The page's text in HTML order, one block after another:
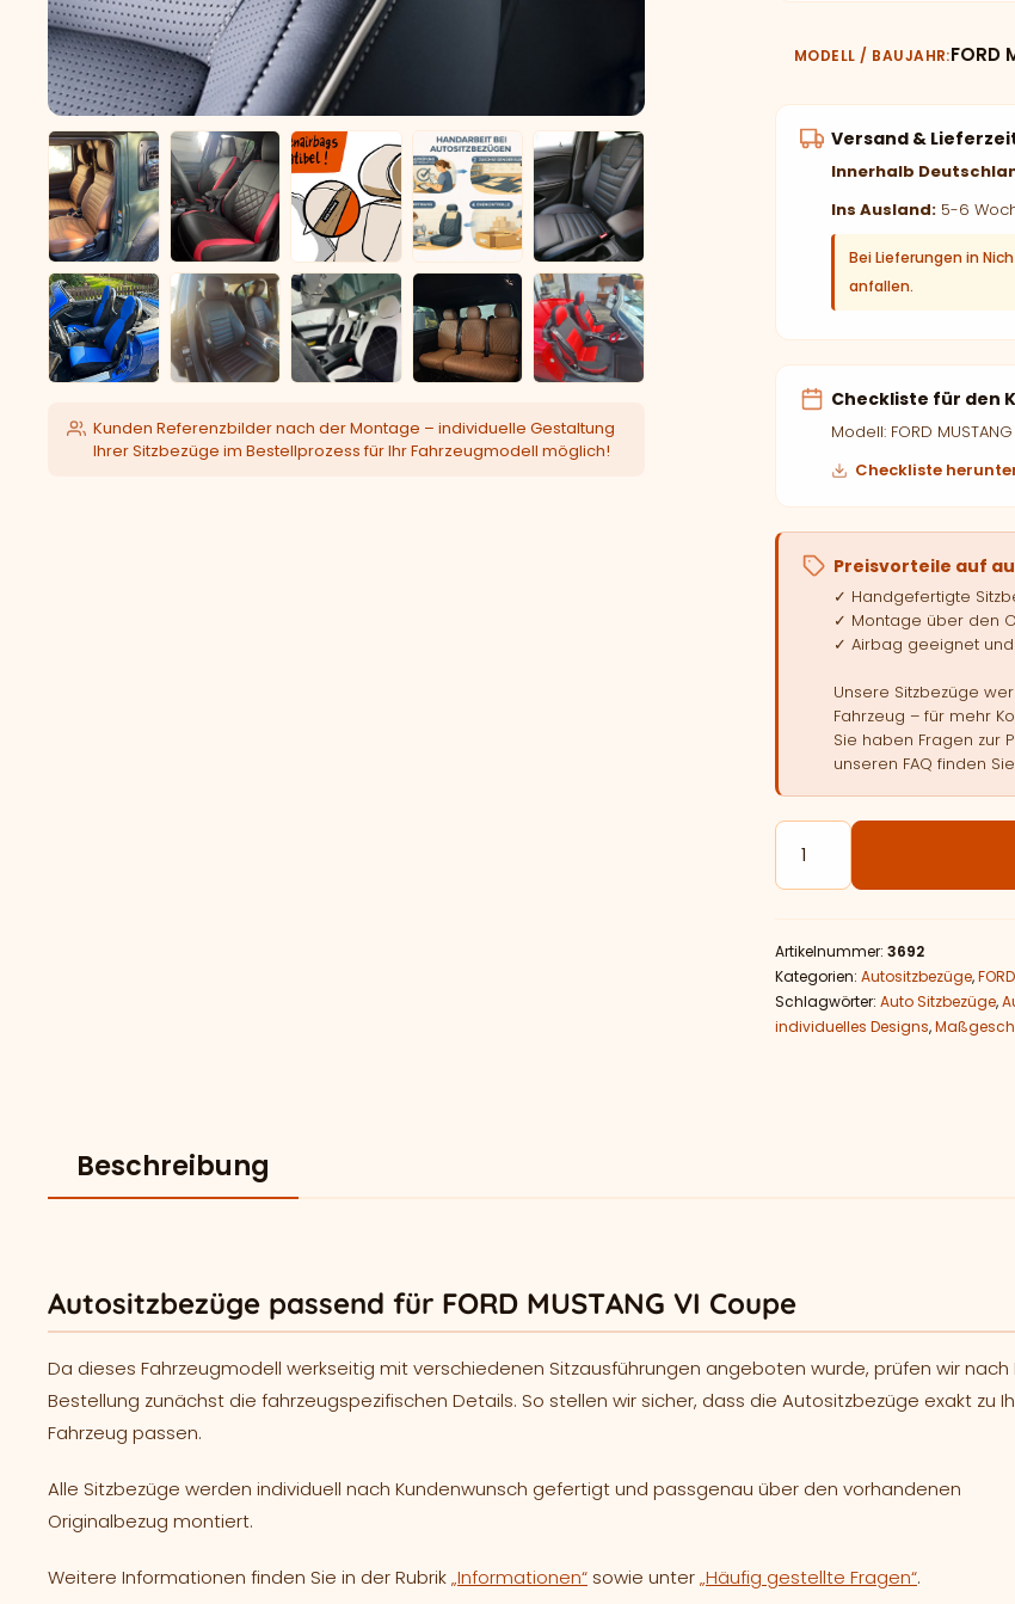
Kunden Referenzbilder nach der Montage – individuelle Gestaltung
Ihrer Sitzbezüge im Bestellprozess für Ihr Fahrzeugmodell möglich!
MODELL / BAUJAHR FORD
Versand &
Innerhalb
Ins Ausland:5-6
Bei Lieferungen in
anfallen.
Checkliste für den
Modell: FORD
Checkliste
Preisvorteile auf
✓ Handgefertigte
✓ Montage über den
✓ Airbag geeignet
Unsere Sitzbezüge
Fahrzeug – für mehr
Sie haben Fragen zur
unseren FAQ finden
Autositzbezüge passend
Artikelnummer: 3692
Kategorien: Autositzbezüge,FORD
Schlagwörter: Auto Sitzbezüge,
individuelles Designs,
Beschreibung
Autositzbezüge passend für FORD MUSTANG VI Coupe
Da dieses Fahrzeugmodell werkseitig mit verschiedenen Sitzausführungen angeboten wurde, prüfen wir nach
Bestellung zunächst die fahrzeugspezifischen Details. So stellen wir sicher, dass die Autositzbezüge exakt zu
Fahrzeug passen.
Alle Sitzbezüge werden individuell nach Kundenwunsch gefertigt und passgenau über den vorhandenen
Originalbezug montiert.
Weitere Informationen finden Sie in der Rubrik„Informationen“ sowie unter„Häufig gestellte Fragen“.